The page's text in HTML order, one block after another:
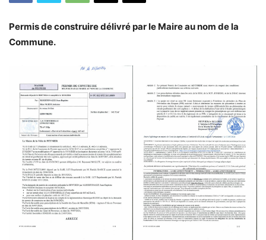
Permis de construire délivré par le Maire au nom de la
Commune.